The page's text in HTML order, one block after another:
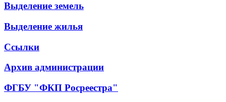
Выделение земель
Выделение жилья
Ссылки
Архив администрации
ФГБУ "ФКП Росреестра"